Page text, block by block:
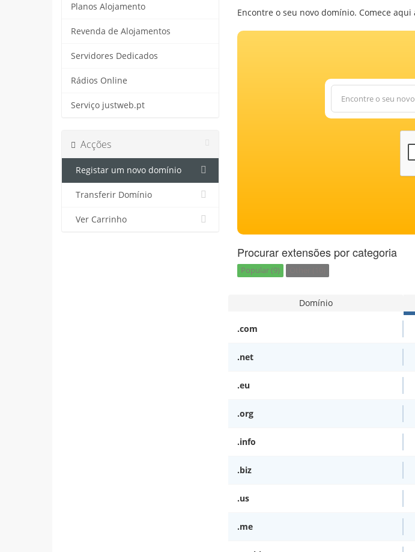
Planos Alojamento
Revenda de Alojamentos
Servidores Dedicados
Rádios Online
Serviço justweb.pt
Acções
Registar um novo domínio
Transferir Domínio
Ver Carrinho
Encontre o seu novo domínio. Comece aqui
Procurar extensões por categoria
Popular (9)
Domínio
.com
.net
.eu
.org
.info
.biz
.us
.me